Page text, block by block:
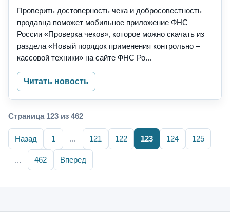
Проверить достоверность чека и добросовестность
продавца поможет мобильное приложение ФНС
России «Проверка чеков», которое можно скачать из
раздела «Новый порядок применения контрольно –
кассовой техники» на сайте ФНС Ро...
Читать новость
Страница 123 из 462
Назад 1 ... 121 122 123 124 125
... 462 Вперед